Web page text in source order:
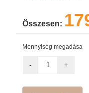
Összesen:
Mennyiség megadása